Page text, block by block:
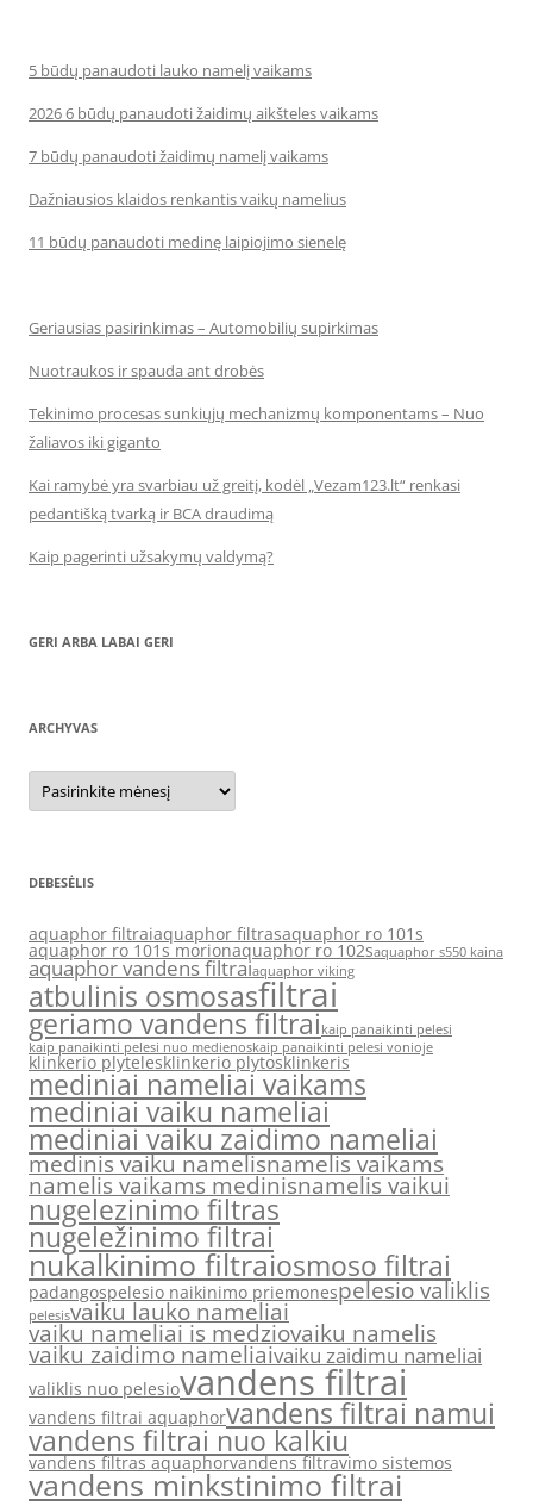
5 būdų panaudoti lauko namelį vaikams
2026 6 būdų panaudoti žaidimų aikšteles vaikams
7 būdų panaudoti žaidimų namelį vaikams
Dažniausios klaidos renkantis vaikų namelius
11 būdų panaudoti medinę laipiojimo sienelę
Geriausias pasirinkimas – Automobilių supirkimas
Nuotraukos ir spauda ant drobės
Tekinimo procesas sunkiųjų mechanizmų komponentams – Nuo
žaliavos iki giganto
Kai ramybė yra svarbiau už greitį, kodėl „Vezam123.lt“ renkasi
pedantišką tvarką ir BCA draudimą
Kaip pagerinti užsakymų valdymą?
GERI ARBA LABAI GERI
ARCHYVAS
Archyvas
DEBESĖLIS
aquaphor filtraiaquaphor filtrasaquaphor ro 101s
aquaphor ro 101s morionaquaphor ro 102saquaphor s550 kaina
aquaphor vandens filtraiaquaphor viking
atbulinis osmosasfiltrai
geriamo vandens filtraikaip panaikinti pelesi
kaip panaikinti pelesi nuo medienoskaip panaikinti pelesi vonioje
klinkerio plytelesklinkerio plytosklinkeris
mediniai nameliai vaikams
mediniai vaiku nameliai
mediniai vaiku zaidimo nameliai
medinis vaiku namelisnamelis vaikams
namelis vaikams medinisnamelis vaikui
nugelezinimo filtras
nugeležinimo filtrai
nukalkinimo filtraiosmoso filtrai
padangospelesio naikinimo priemonespelesio valiklis
pelesisvaiku lauko nameliai
vaiku nameliai is medziovaiku namelis
vaiku zaidimo nameliaivaiku zaidimu nameliai
valiklis nuo pelesiovandens filtrai
vandens filtrai aquaphorvandens filtrai namui
vandens filtrai nuo kalkiu
vandens filtras aquaphorvandens filtravimo sistemos
vandens minkstinimo filtrai